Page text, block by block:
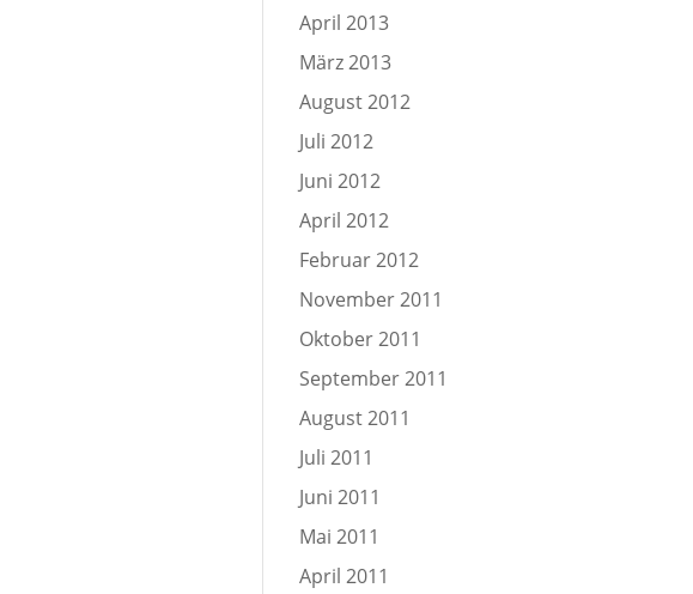
April 2013
März 2013
August 2012
Juli 2012
Juni 2012
April 2012
Februar 2012
November 2011
Oktober 2011
September 2011
August 2011
Juli 2011
Juni 2011
Mai 2011
April 2011